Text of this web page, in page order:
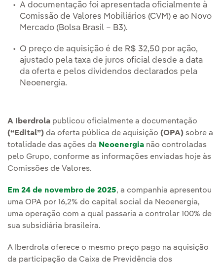
A documentação foi apresentada oficialmente à
Comissão de Valores Mobiliários (CVM) e ao Novo
Mercado (Bolsa Brasil – B3).
O preço de aquisição é de R$ 32,50 por ação,
ajustado pela taxa de juros oficial desde a data
da oferta e pelos dividendos declarados pela
Neoenergia.
A Iberdrola publicou oficialmente a documentação
(“Edital”) da oferta pública de aquisição (OPA) sobre a
totalidade das ações da Neoenergia não controladas
pelo Grupo, conforme as informações enviadas hoje às
Comissões de Valores.
Em 24 de novembro de 2025, a companhia apresentou
uma OPA por 16,2% do capital social da Neoenergia,
uma operação com a qual passaria a controlar 100% de
sua subsidiária brasileira.
A Iberdrola oferece o mesmo preço pago na aquisição
da participação da Caixa de Previdência dos